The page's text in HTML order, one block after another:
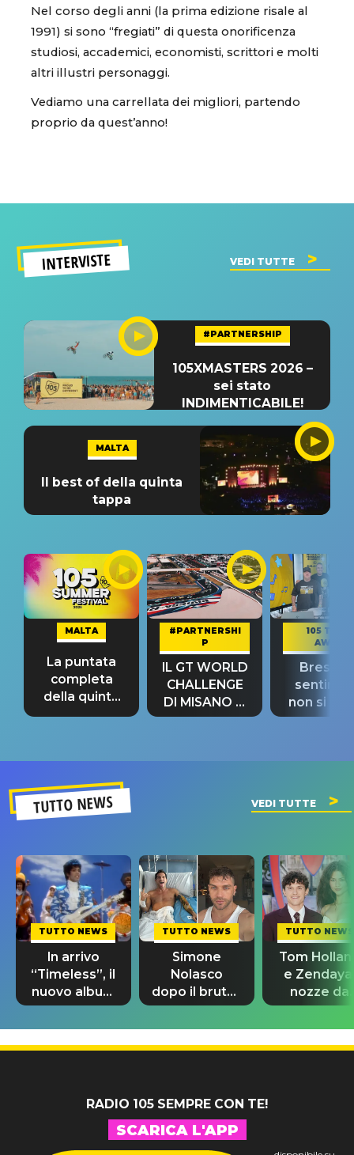
Nel corso degli anni (la prima edizione risale al
1991) si sono “fregiati” di questa onorificenza
studiosi, accademici, economisti, scrittori e molti
altri illustri personaggi.
Vediamo una carrellata dei migliori, partendo
proprio da quest’anno!
INTERVISTE VEDI TUTTE
#PARTNERSHIP
105XMASTERS 2026 –
sei stato
INDIMENTICABILE!
MALTA
Il best of della quinta
tappa
MALTA
La puntata
completa
della quinta
tappa
#PARTNERSHI
P
IL GT WORLD
CHALLENGE
DI MISANO si
riconferma
105 TAKE
AWAY
Bresh:
non si
fino alla
TUTTO NEWS VEDI TUTTE
TUTTO NEWS
In arrivo
“Timeless”, il
nuovo album
di Prince con
10 brani
inediti
TUTTO NEWS
Simone
Nolasco
dopo il brutto
incidente:
"Sono così
grato alla
TUTTO NEWS
Tom
e
nozze da
580mila
sterline e
300
RADIO 105 SEMPRE CON TE!
SCARICA L'APP